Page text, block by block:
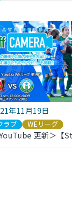
年11月19日
ラブ WEリーグ